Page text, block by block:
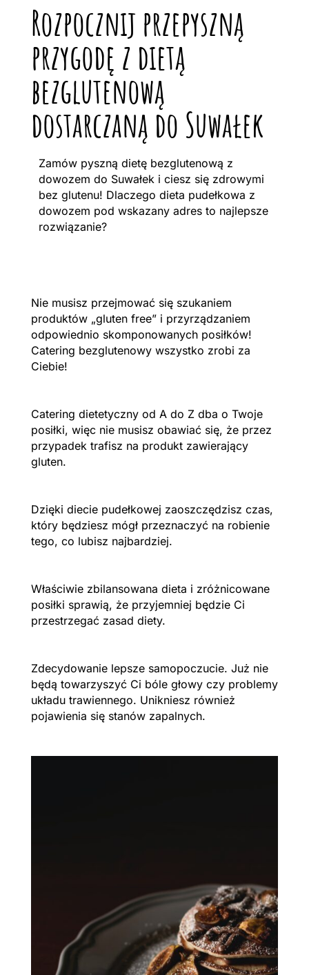
Rozpocznij przepyszną
przygodę z dietą
bezglutenową
dostarczaną do Suwałek
Zamów pyszną dietę bezglutenową z
dowozem do Suwałek i ciesz się zdrowymi
bez glutenu! Dlaczego dieta pudełkowa z
dowozem pod wskazany adres to najlepsze
rozwiązanie?
Nie musisz przejmować się szukaniem
produktów „gluten free” i przyrządzaniem
odpowiednio skomponowanych posiłków!
Catering bezglutenowy wszystko zrobi za
Ciebie!
Catering dietetyczny od A do Z dba o Twoje
posiłki, więc nie musisz obawiać się, że przez
przypadek trafisz na produkt zawierający
gluten.
Dzięki diecie pudełkowej zaoszczędzisz czas,
który będziesz mógł przeznaczyć na robienie
tego, co lubisz najbardziej.
Właściwie zbilansowana dieta i zróżnicowane
posiłki sprawią, że przyjemniej będzie Ci
przestrzegać zasad diety.
Zdecydowanie lepsze samopoczucie. Już nie
będą towarzyszyć Ci bóle głowy czy problemy
układu trawiennego. Unikniesz również
pojawienia się stanów zapalnych.